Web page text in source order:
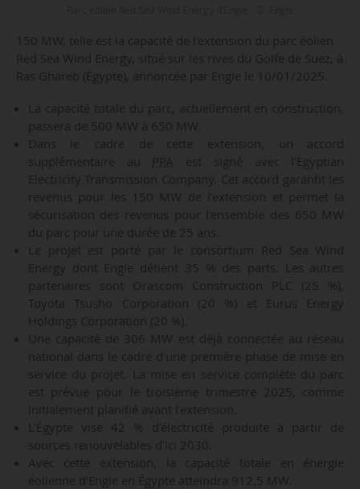
150 MW, telle est la capacité de l’extension du parc éolien
Red Sea Wind Energy, situé sur les rives du Golfe de Suez, à
Ras Ghareb (Égypte), annoncée par Engie le 10/01/2025.
La capacité totale du parc, actuellement en construction,
passera de 500 MW à 650 MW.
Dans le cadre de cette extension, un accord
supplémentaire au PPA
est signé avec l’Egyptian
Electricity Transmission Company. Cet accord garantit les
revenus pour les 150 MW de l’extension et permet la
sécurisation des revenus pour l’ensemble des 650 MW
du parc pour une durée de 25 ans.
Le projet est porté par le consortium Red Sea Wind
Energy dont Engie détient 35 % des parts. Les autres
partenaires sont Orascom Construction PLC (25 %),
Toyota Tsusho Corporation (20 %) et Eurus Energy
Holdings Corporation (20 %).
Une capacité de 306 MW est déjà connectée au réseau
national dans le cadre d’une première phase de mise en
service du projet. La mise en service complète du parc
est prévue pour le troisième trimestre 2025, comme
initialement planifié avant l’extension.
L’Égypte vise 42 % d’électricité produite à partir de
sources renouvelables d’ici 2030.
Avec cette extension, la capacité totale en énergie
éolienne d’Engie en Égypte atteindra 912,5 MW.